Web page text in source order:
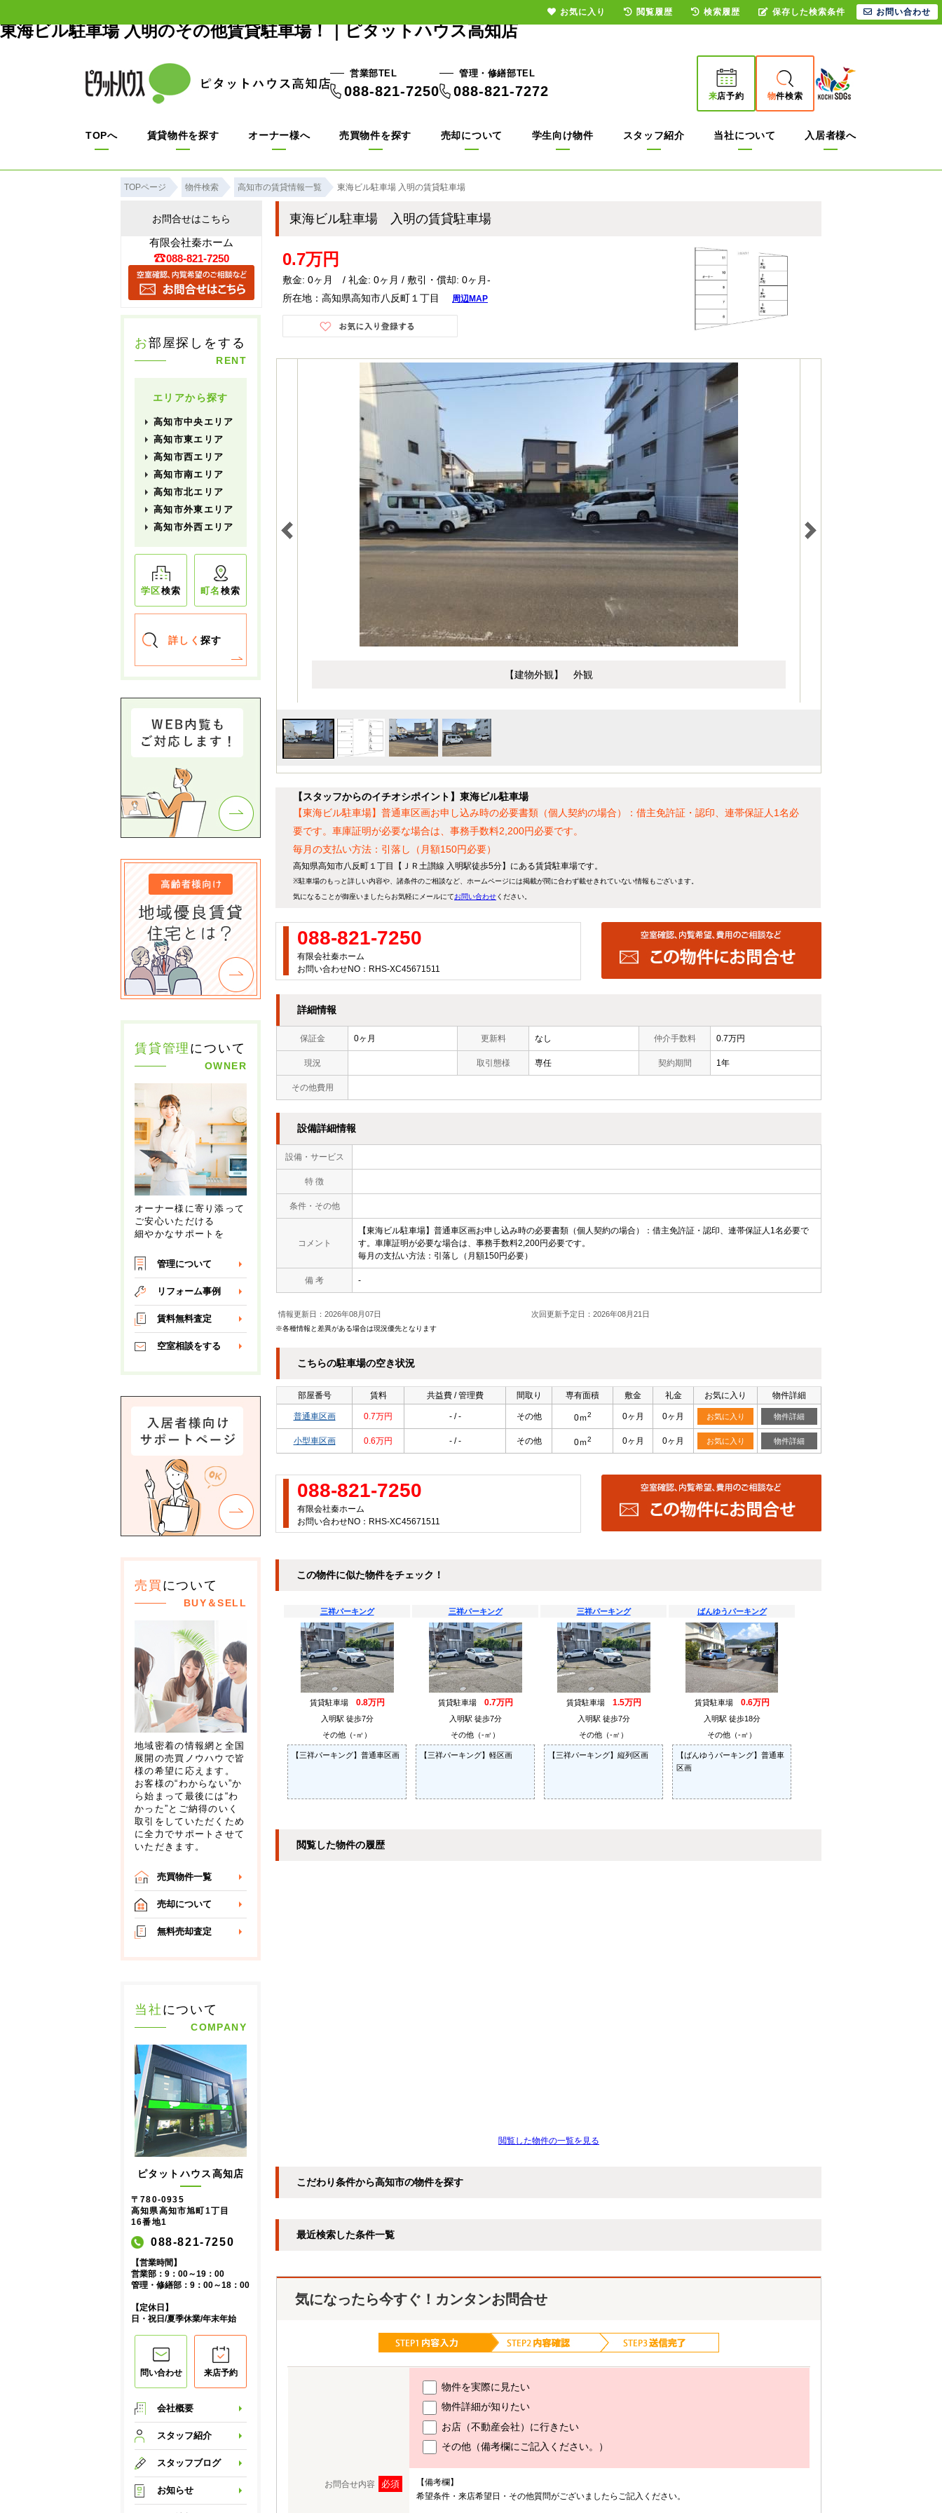
東海ビル駐車場 入明のその他賃貸駐車場！｜ピタットハウス高知店
営業部TEL
088-821-7250
管理・修繕部TEL
088-821-7272 来店予約 物件検索
TOPへ 賃貸物件を探す オーナー様へ 売買物件を探す 売却について 学生向け物件 スタッフ紹介 当社について 入居者様へ
TOPページ 物件検索 高知市の賃貸情報一覧 東海ビル駐車場 入明の賃貸駐車場
東海ビル駐車場 入明の賃貸駐車場
0.7万円
敷金: 0ヶ月 / 礼金: 0ヶ月 / 敷引・償却: 0ヶ月-
所在地：高知県高知市八反町１丁目
周辺MAP
【建物外観】 外観
【スタッフからのイチオシポイント】東海ビル駐車場
【東海ビル駐車場】普通車区画お申し込み時の必要書類（個人契約の場合）：借主免許証・認印、連帯保証人1名必
要です。車庫証明が必要な場合は、事務手数料2,200円必要です。
毎月の支払い方法：引落し（月額150円必要）
高知県高知市八反町１丁目【ＪＲ土讃線 入明駅徒歩5分】にある賃貸駐車場です。
※駐車場のもっと詳しい内容や、諸条件のご相談など、ホームページには掲載が間に合わず載せきれていない情報もございます。
気になることが御座いましたらお気軽にメールにてお問い合わせください。
088-821-7250
有限会社秦ホーム
お問い合わせNO：RHS-XC45671511
詳細情報
保証金 0ヶ月 更新料 なし 仲介手数料 0.7万円
現況 取引態様 専任 契約期間 1年
その他費用
設備詳細情報
設備・サービス
特 徴
条件・その他
コメント
【東海ビル駐車場】普通車区画お申し込み時の必要書類（個人契約の場合）：借主免許証・認印、連帯保証人1名必要で
す。車庫証明が必要な場合は、事務手数料2,200円必要です。
毎月の支払い方法：引落し（月額150円必要）
備 考 -
情報更新日：2026年08月07日 次回更新予定日：2026年08月21日
※各種情報と差異がある場合は現況優先となります
こちらの駐車場の空き状況
部屋番号 賃料 共益費 / 管理費 間取り 専有面積 敷金 礼金 お気に入り 物件詳細
普通車区画 0.7万円 - / - その他 0ｍ2 0ヶ月 0ヶ月 お気に入り 物件詳細
小型車区画 0.6万円 - / - その他 0ｍ2 0ヶ月 0ヶ月 お気に入り 物件詳細
088-821-7250
有限会社秦ホーム
お問い合わせNO：RHS-XC45671511
この物件に似た物件をチェック！
三祥パーキング
賃貸駐車場 0.8万円
入明駅 徒歩7分
その他（-㎡）
【三祥パーキング】普通車区画
三祥パーキング
賃貸駐車場 0.7万円
入明駅 徒歩7分
その他（-㎡）
【三祥パーキング】軽区画
三祥パーキング
賃貸駐車場 1.5万円
入明駅 徒歩7分
その他（-㎡）
【三祥パーキング】縦列区画
ばんゆうパーキング
賃貸駐車場 0.6万円
入明駅 徒歩18分
その他（-㎡）
【ばんゆうパーキング】普通車
区画
閲覧した物件の履歴
閲覧した物件の一覧を見る
こだわり条件から高知市の物件を探す
最近検索した条件一覧
気になったら今すぐ！カンタンお問合せ
お問合せ内容 必須
物件を実際に見たい
物件詳細が知りたい
お店（不動産会社）に行きたい
その他（備考欄にご記入ください。）
【備考欄】
希望条件・来店希望日・その他質問がございましたらご記入ください。
お問合せはこちら
有限会社秦ホーム
088-821-7250
お部屋探しをする
RENT
エリアから探す
高知市中央エリア
高知市東エリア
高知市西エリア
高知市南エリア
高知市北エリア
高知市外東エリア
高知市外西エリア
学区検索 町名 検索
詳しく 探す
賃貸管理 について
OWNER
オーナー様に寄り添って
ご安心いただける
細やかなサポートを
管理について
リフォーム事例
賃料無料査定
空室相談をする
売買 について
BUY＆SELL
地域密着の情報網と全国
展開の売買ノウハウで皆
様の希望に応えます。
お客様の“わからない”か
ら始まって最後には“わ
かった”とご納得のいく
取引をしていただくため
に全力でサポートさせて
いただきます。
売買物件一覧
売却について
無料売却査定
当社 について
COMPANY
ピタットハウス高知店
〒780-0935
高知県高知市旭町1丁目
16番地1
088-821-7250
【営業時間】
営業部：9：00～19：00
管理・修繕部：9：00～18：00
【定休日】
日・祝日/夏季休業/年末年始
問い合わせ 来店予約
会社概要
スタッフ紹介
スタッフブログ
お知らせ
お気に入り 閲覧履歴 検索履歴 保存した検索条件 お問い合わせ